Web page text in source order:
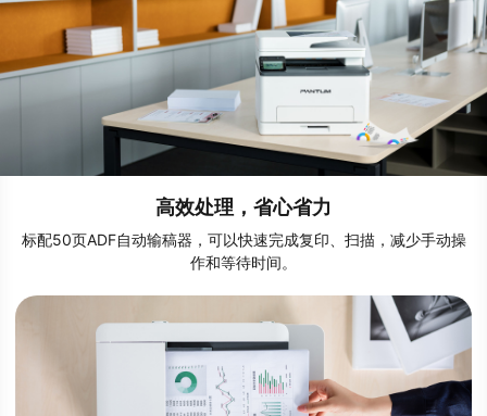
高效处理，省心省力
标配50页ADF自动输稿器，可以快速完成复印、扫描，减少手动操
作和等待时间。